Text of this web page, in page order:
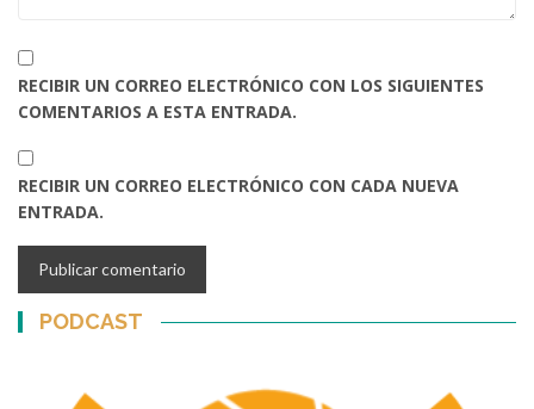
RECIBIR UN CORREO ELECTRÓNICO CON LOS SIGUIENTES
COMENTARIOS A ESTA ENTRADA.
RECIBIR UN CORREO ELECTRÓNICO CON CADA NUEVA
ENTRADA.
PODCAST